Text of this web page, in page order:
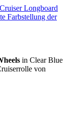
Longboard
Farbstellung der
in Clear Blue
von